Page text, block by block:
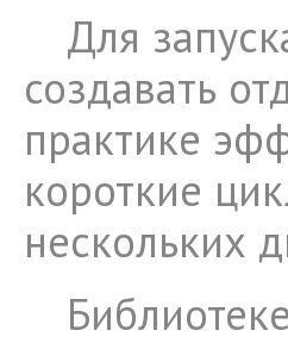
Для
создавать
практике
короткие
нескольких